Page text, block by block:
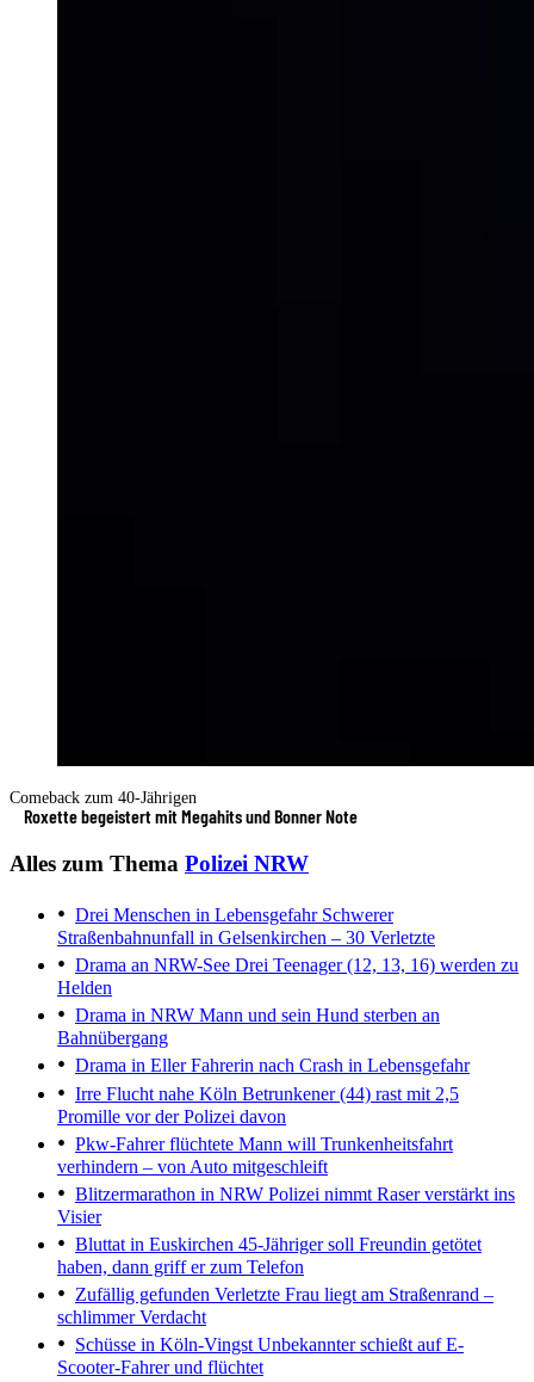
Comeback zum 40-Jährigen
Roxette begeistert mit Megahits und Bonner Note
Alles zum Thema Polizei NRW
Drei Menschen in LebensgefahrSchwerer
Straßenbahnunfall in Gelsenkirchen – 30 Verletzte
Drama an NRW-See Drei Teenager (12, 13, 16) werden zu
Helden
Drama in NRW Mann und sein Hund sterben an
Bahnübergang
Drama in EllerFahrerin nach Crash in Lebensgefahr
Irre Flucht nahe Köln Betrunkener (44) rast mit 2,5
Promille vor der Polizei davon
Pkw-Fahrer flüchtete Mann will Trunkenheitsfahrt
verhindern – von Auto mitgeschleift
Blitzermarathon in NRW Polizei nimmt Raser verstärkt ins
Visier
Bluttat in Euskirchen 45-Jähriger soll Freundin getötet
haben, dann griff er zum Telefon
Zufällig gefunden Verletzte Frau liegt am Straßenrand –
schlimmer Verdacht
Schüsse in Köln-Vingst Unbekannter schießt auf E-
Scooter-Fahrer und flüchtet